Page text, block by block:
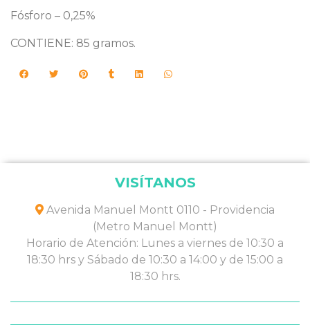
Fósforo – 0,25%
CONTIENE: 85 gramos.
VISÍTANOS
Avenida Manuel Montt 0110 - Providencia
(Metro Manuel Montt)
Horario de Atención: Lunes a viernes de 10:30 a
18:30 hrs y Sábado de 10:30 a 14:00 y de 15:00 a
18:30 hrs.